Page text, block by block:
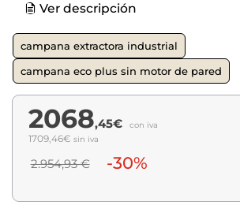
Ver descripción
campana extractora industrial
campana eco plus sin motor de pared
2068,45€ con iva
1709,46€ sin iva
2.954,93 € -30%